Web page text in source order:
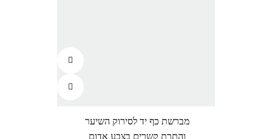
מברשת כף יד לסירוק השיער
והתרת קשרים בצבע אדום